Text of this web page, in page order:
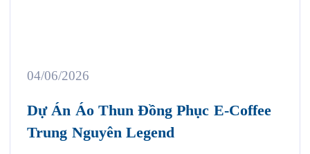
04/06/2026
Dự Án Áo Thun Đồng Phục E-Coffee
Trung Nguyên Legend